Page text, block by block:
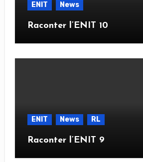
ENIT News
Raconter l’ENIT 10
ENIT News RL
Raconter l’ENIT 9